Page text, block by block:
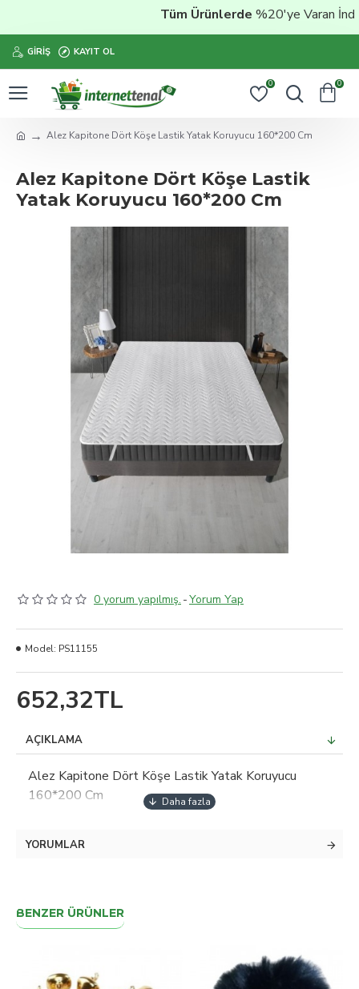
Tüm Ürünlerde%20'ye Varan
GIRIŞ KAYIT OL
0 0
Alez Kapitone Dört Köşe Lastik Yatak Koruyucu 160*200 Cm
Alez Kapitone Dört Köşe Lastik
Yatak Koruyucu 160*200 Cm
0 yorum yapılmış. -Yorum Yap
652,32TL
Model: PS11155
AÇIKLAMA
Alez Kapitone Dört Köşe Lastik Yatak Koruyucu
160*200 Cm
YORUMLAR
BENZER ÜRÜNLER